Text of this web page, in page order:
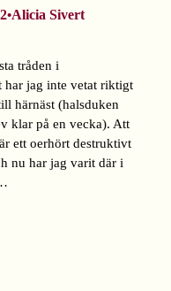
•Alicia Sivert
tråden i
jag inte vetat riktigt
härnäst (halsduken
klar på en vecka). Att
ett oerhört destruktivt
nu har jag varit där i